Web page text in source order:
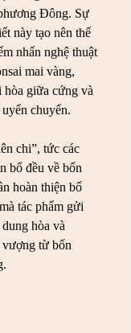
Đông. Sự
này tạo nên thế
nhấn nghệ thuật
mai vàng,
hòa giữa cứng và
chuyển.
chi”, tức các
bổ đều về bốn
hoàn thiện bố
tác phẩm gửi
hòa và
từ bốn